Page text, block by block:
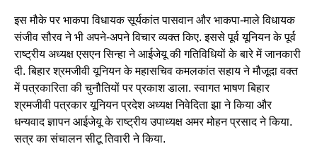
इस मौके पर भाकपा विधायक सूर्यकांत पासवान और भाकपा-माले विधायक
संजीव सौरव ने भी अपने-अपने विचार व्यक्त किए. इससे पूर्व यूनियन के पूर्व
राष्ट्रीय अध्यक्ष एसएन सिन्हा ने आईजेयू की गतिविधियों के बारे में जानकारी
दी. बिहार श्रमजीवी यूनियन के महासचिव कमलकांत सहाय ने मौजूदा वक्त
में पत्रकारिता की चुनौतियों पर प्रकाश डाला. स्वागत भाषण बिहार
श्रमजीवी पत्रकार यूनियन प्रदेश अध्यक्ष निवेदिता झा ने किया और
धन्यवाद ज्ञापन आईजेयू के राष्ट्रीय उपाध्यक्ष अमर मोहन प्रसाद ने किया.
सत्र का संचालन सीटू तिवारी ने किया.